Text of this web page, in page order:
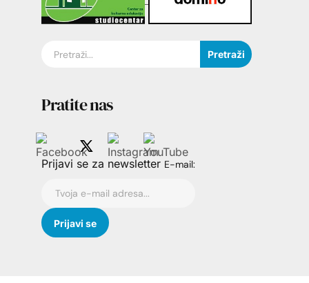
Pretraži
Pratite nas
Prijavi se za newsletter E-mail: